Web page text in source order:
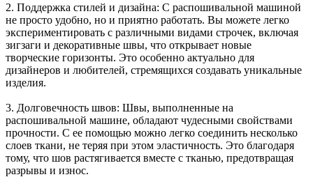
2. Поддержка стилей и дизайна: С распошивальной машиной
не просто удобно, но и приятно работать. Вы можете легко
экспериментировать с различными видами строчек, включая
зигзаги и декоративные швы, что открывает новые
творческие горизонты. Это особенно актуально для
дизайнеров и любителей, стремящихся создавать уникальные
изделия.
3. Долговечность швов: Швы, выполненные на
распошивальной машине, обладают чудесными свойствами
прочности. С ее помощью можно легко соединить несколько
слоев ткани, не теряя при этом эластичность. Это благодаря
тому, что шов растягивается вместе с тканью, предотвращая
разрывы и износ.